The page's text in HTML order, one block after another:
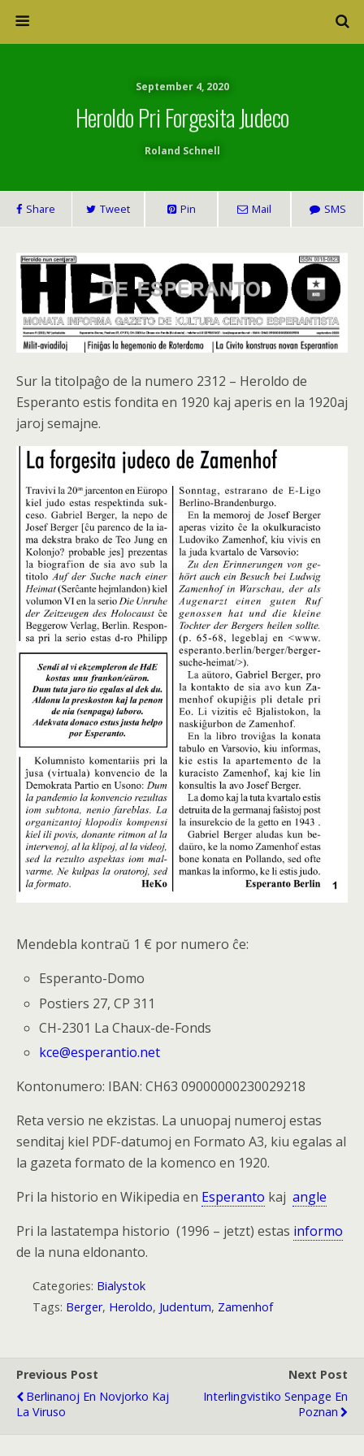
September 4, 2020
Heroldo Pri Forgesita Judeco
Roland Schnell
Share Tweet Pin Mail SMS
Sur la titolpaĝo de la numero 2312 – Heroldo de
Esperanto estis fondita en 1920 kaj aperis en la 1920aj
jaroj semajne.
Mendebla kontraŭ 1 € por numero ĉe:
Esperanto-Domo
Postiers 27, CP 311
CH-2301 La Chaux-de-Fonds
kce@esperantio.net
Kontonumero: IBAN: CH63 09000000230029218
Reta versio ne ekzistas. La unuopaj numeroj estas
senditaj kiel PDF-datumoj en Formato A3, kiu egalas al
la gazeta formato de la komenco en 1920.
Pri la historio en Wikipedia en Esperanto kaj angle
Pri la lastatempa historio (1996 – jetzt) estas informo
de la nuna eldonanto.
Categories: Bialystok
Tags: Berger, Heroldo, Judentum, Zamenhof
Previous Post
Berlinanoj En Novjorko Kaj
La Viruso
Next Post
Interlingvistiko Senpage En
Poznan